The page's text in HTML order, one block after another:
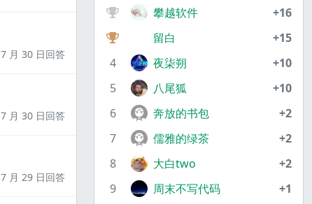
7 月 30 日回答
7 月 30 日回答
7 月 29 日回答
攀越软件
+16
留白
+15
4
夜柒朔
+10
5
八尾狐
+10
6
奔放的书包
+2
7
儒雅的绿茶
+2
8
大白two
+2
9
周末不写代码
+1